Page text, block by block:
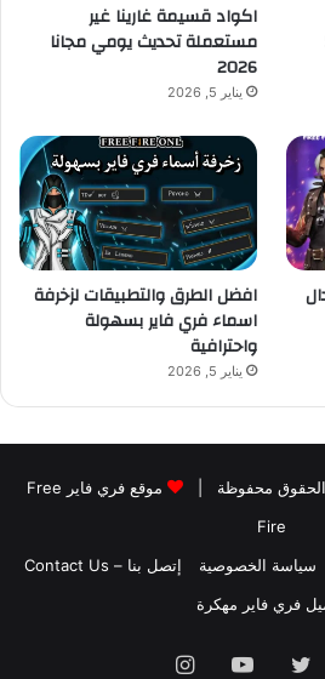
اكواد قسيمة غارينا غير
مستعملة تحديث يومي مجانا
2026
يناير 5, 2026
افضل الطرق والتطبيقات لزخرفة
اسماء فري فاير بسهولة
واحترافية
يناير 5, 2026
موقع فري فاير Free
Fire
سياسة الخصوصية
إتصل بنا – Contact Us
فري فاير مهكرة
تويتر يوتيوبانستقرام